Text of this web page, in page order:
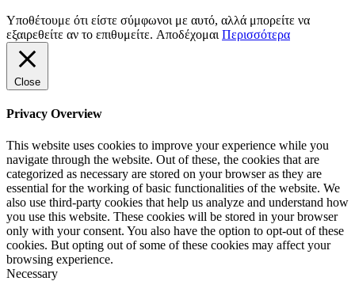
Υποθέτουμε ότι είστε σύμφωνοι με αυτό, αλλά μπορείτε να
εξαιρεθείτε αν το επιθυμείτε. Αποδέχομαι Περισσότερα
Close
Privacy Overview
This website uses cookies to improve your experience while you
navigate through the website. Out of these, the cookies that are
categorized as necessary are stored on your browser as they are
essential for the working of basic functionalities of the website. We
also use third-party cookies that help us analyze and understand how
you use this website. These cookies will be stored in your browser
only with your consent. You also have the option to opt-out of these
cookies. But opting out of some of these cookies may affect your
browsing experience.
Necessary